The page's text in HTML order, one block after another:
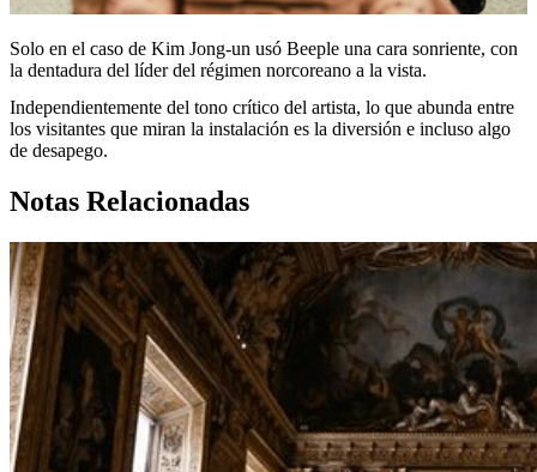
Solo en el caso de Kim Jong-un usó Beeple una cara sonriente, con
la dentadura del líder del régimen norcoreano a la vista.
Independientemente del tono crítico del artista, lo que abunda entre
los visitantes que miran la instalación es la diversión e incluso algo
de desapego.
Notas Relacionadas